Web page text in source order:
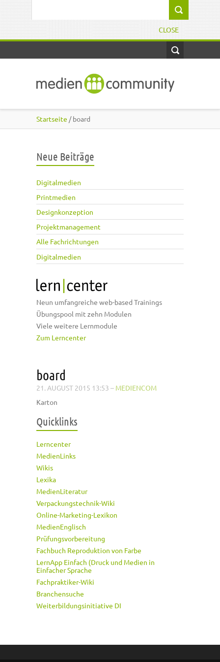
CLOSE
Startseite / board
Neue Beiträge
Digitalmedien
Printmedien
Designkonzeption
Projektmanagement
Alle Fachrichtungen
Digitalmedien
Neun umfangreiche web-based Trainings
Übungspool mit zehn Modulen
Viele weitere Lernmodule
Zum Lerncenter
board
21. AUGUST 2015 13:53 – MEDIENCOM
Karton
Quicklinks
Lerncenter
MedienLinks
Wikis
Lexika
MedienLiteratur
Verpackungstechnik-Wiki
Online-Marketing-Lexikon
MedienEnglisch
Prüfungsvorbereitung
Fachbuch Reproduktion von Farbe
LernApp Einfach (Druck und Medien in
Einfacher Sprache
Fachpraktiker-Wiki
Branchensuche
Weiterbildungsinitiative DI